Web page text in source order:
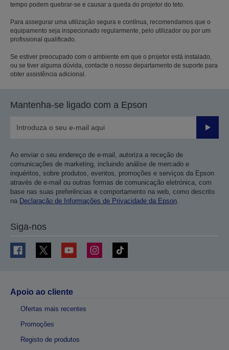
tempo podem quebrar-se e causar a queda do projetor do teto.
Para assegurar uma utilização segura e contínua, recomendamos que o
equipamento seja inspecionado regularmente, pelo utilizador ou por um
profissional qualificado.
Se estiver preocupado com o ambiente em que o projetor está instalado,
ou se tiver alguma dúvida, contacte o nosso departamento de suporte para
obter assistência adicional.
Mantenha-se ligado com a Epson
Enviar
Ao enviar o seu endereço de e-mail, autoriza a receção de
comunicações de marketing, incluindo análise de mercado e
inquéritos, sobre produtos, eventos, promoções e serviços da Epson
através de e-mail ou outras formas de comunicação eletrónica, com
base nas suas preferências e comportamento na web, como descrito
na Declaração de Informações de Privacidade da Epson
Siga-nos
Apoio ao cliente
Ofertas mais recentes
Promoções
Registo de produtos